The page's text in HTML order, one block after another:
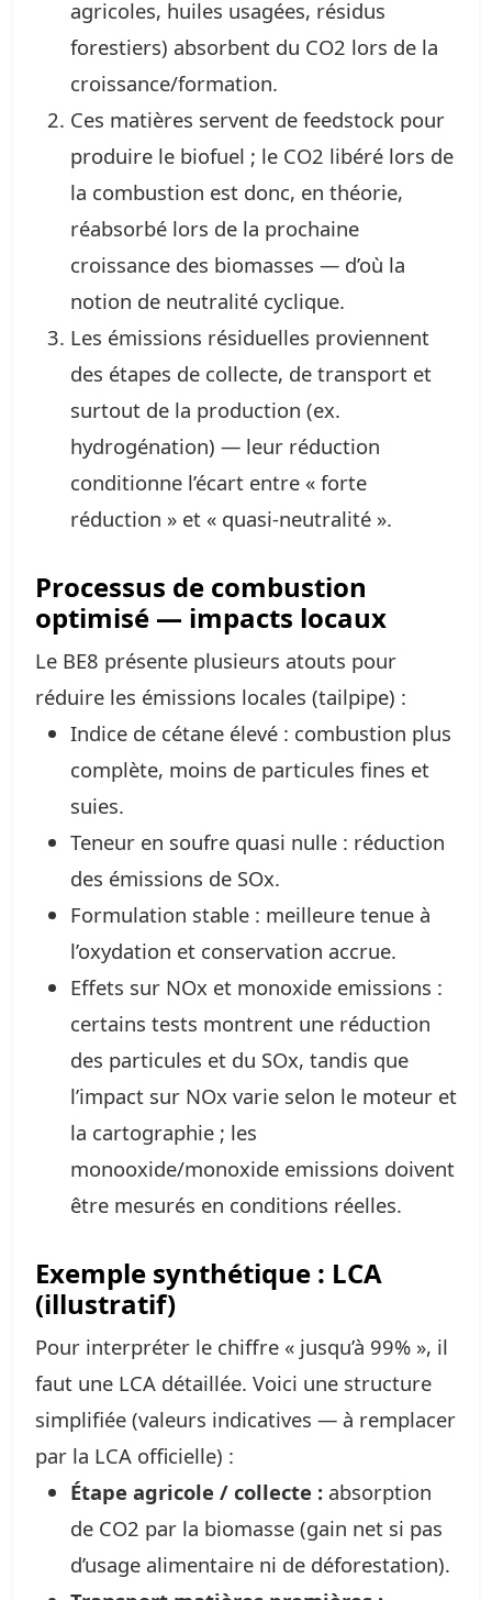
agricoles, huiles usagées, résidus
forestiers) absorbent du CO2 lors de la
croissance/formation.
Ces matières servent de feedstock pour
produire le biofuel ; le CO2 libéré lors de
la combustion est donc, en théorie,
réabsorbé lors de la prochaine
croissance des biomasses — d’où la
notion de neutralité cyclique.
Les émissions résiduelles proviennent
des étapes de collecte, de transport et
surtout de la production (ex.
hydrogénation) — leur réduction
conditionne l’écart entre « forte
réduction » et « quasi‑neutralité ».
Processus de combustion
optimisé — impacts locaux
Le BE8 présente plusieurs atouts pour
réduire les émissions locales (tailpipe) :
Indice de cétane élevé : combustion plus
complète, moins de particules fines et
suies.
Teneur en soufre quasi nulle : réduction
des émissions de SOx.
Formulation stable : meilleure tenue à
l’oxydation et conservation accrue.
Effets sur NOx et monoxide emissions :
certains tests montrent une réduction
des particules et du SOx, tandis que
l’impact sur NOx varie selon le moteur et
la cartographie ; les
monooxide/monoxide emissions doivent
être mesurés en conditions réelles.
Exemple synthétique : LCA
(illustratif)
Pour interpréter le chiffre « jusqu’à 99% », il
faut une LCA détaillée. Voici une structure
simplifiée (valeurs indicatives — à remplacer
par la LCA officielle) :
Étape agricole / collecte : absorption
de CO2 par la biomasse (gain net si pas
d’usage alimentaire ni de déforestation).